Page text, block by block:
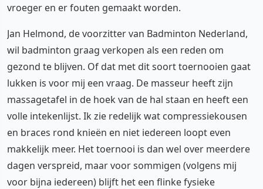
vroeger en er fouten gemaakt worden.
Jan Helmond, de voorzitter van Badminton Nederland,
wil badminton graag verkopen als een reden om
gezond te blijven. Of dat met dit soort toernooien gaat
lukken is voor mij een vraag. De masseur heeft zijn
massagetafel in de hoek van de hal staan en heeft een
volle intekenlijst. Ik zie redelijk wat compressiekousen
en braces rond knieën en niet iedereen loopt even
makkelijk meer. Het toernooi is dan wel over meerdere
dagen verspreid, maar voor sommigen (volgens mij
voor bijna iedereen) blijft het een flinke fysieke